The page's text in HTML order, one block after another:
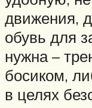
движения,
обувь для
нужна –
босиком,
в целях